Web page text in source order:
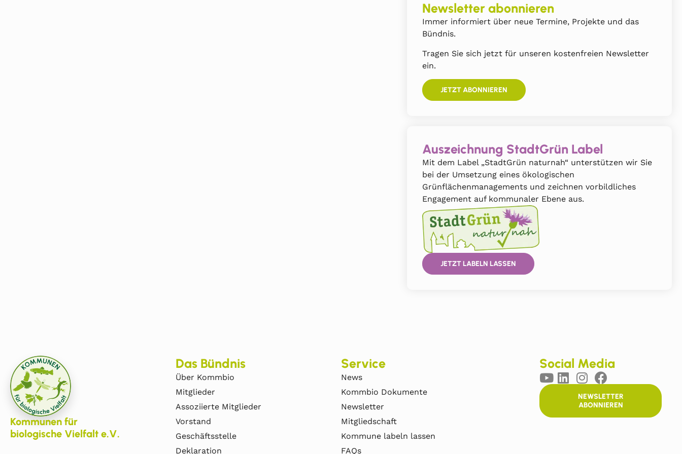
Newsletter abonnieren
Immer informiert über neue Termine, Projekte und das
Bündnis.
Tragen Sie sich jetzt für unseren kostenfreien Newsletter
ein.
JETZT ABONNIEREN
Auszeichnung StadtGrün Label
Mit dem Label „StadtGrün naturnah“ unterstützen wir Sie
bei der Umsetzung eines ökologischen
Grünflächenmanagements und zeichnen vorbildliches
Engagement auf kommunaler Ebene aus.
JETZT LABELN LASSEN
Kommunen für
biologische Vielfalt e.V.
Das Bündnis
Über Kommbio
Mitglieder
Assoziierte Mitglieder
Vorstand
Geschäftsstelle
Deklaration
Service
News
Kommbio Dokumente
Newsletter
Mitgliedschaft
Kommune labeln lassen
FAQs
Social Media
NEWSLETTER
ABONNIEREN